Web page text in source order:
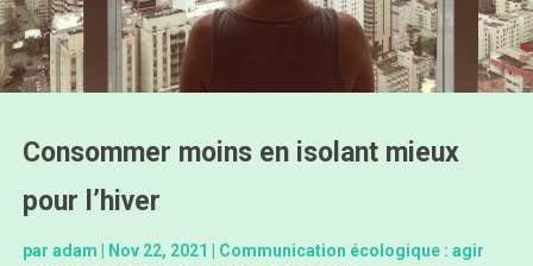
Consommer moins en isolant mieux
pour l’hiver
par adam Nov 22, 2021
Communication écologique : agir